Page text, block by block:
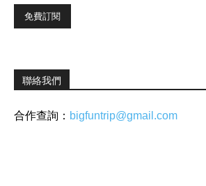
聯絡我們
合作查詢： bigfuntrip@gmail.com